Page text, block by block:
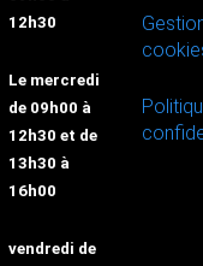
12h30
Le mercredi
de 09h00 à
12h30 et de
13h30 à
16h00
vendredi de